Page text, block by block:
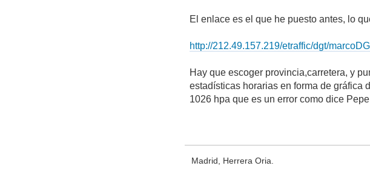
El enlace es el que he puesto antes, lo
http://212.49.157.219/etraffic/dgt/
Hay que escoger provincia,carretera, y
estadísticas horarias en forma de gráfica
1026 hpa que es un error como dice
Madrid, Herrera Oria.